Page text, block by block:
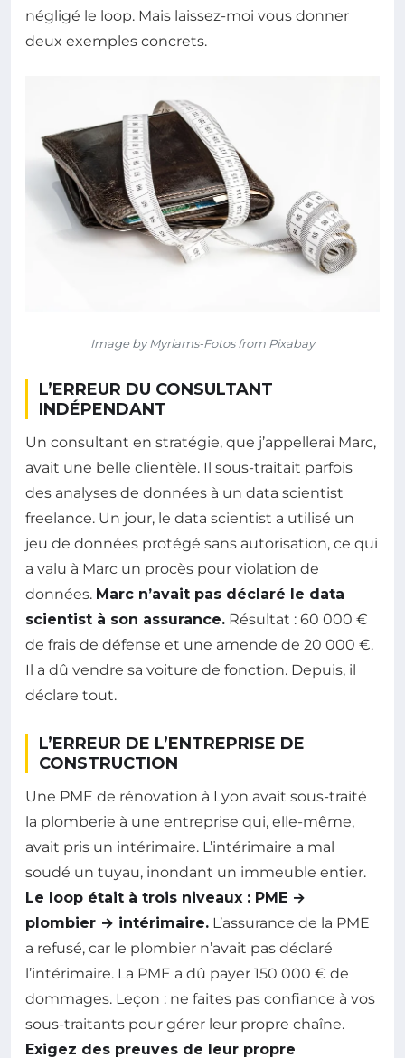
négligé le loop. Mais laissez-moi vous donner
deux exemples concrets.
Image by Myriams-Fotos from Pixabay
L’ERREUR DU CONSULTANT
INDÉPENDANT
Un consultant en stratégie, que j’appellerai Marc,
avait une belle clientèle. Il sous-traitait parfois
des analyses de données à un data scientist
freelance. Un jour, le data scientist a utilisé un
jeu de données protégé sans autorisation, ce qui
a valu à Marc un procès pour violation de
données. Marc n’avait pas déclaré le data
scientist à son assurance. Résultat : 60 000 €
de frais de défense et une amende de 20 000 €.
Il a dû vendre sa voiture de fonction. Depuis, il
déclare tout.
L’ERREUR DE L’ENTREPRISE DE
CONSTRUCTION
Une PME de rénovation à Lyon avait sous-traité
la plomberie à une entreprise qui, elle-même,
avait pris un intérimaire. L’intérimaire a mal
soudé un tuyau, inondant un immeuble entier.
Le loop était à trois niveaux : PME →
plombier → intérimaire. L’assurance de la PME
a refusé, car le plombier n’avait pas déclaré
l’intérimaire. La PME a dû payer 150 000 € de
dommages. Leçon : ne faites pas confiance à vos
sous-traitants pour gérer leur propre chaîne.
Exigez des preuves de leur propre